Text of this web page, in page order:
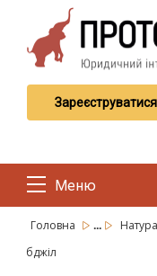
Зареєструватися
Меню
Головна ...
бджіл